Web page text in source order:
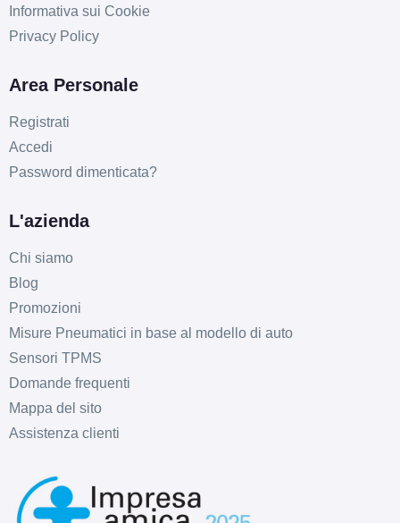
D
Informativa sui Cookie
Privacy Policy
Area Personale
Registrati
Accedi
Password dimenticata?
L'azienda
Chi siamo
Blog
Promozioni
Misure Pneumatici in base al modello di auto
Sensori TPMS
Domande frequenti
Mappa del sito
Assistenza clienti